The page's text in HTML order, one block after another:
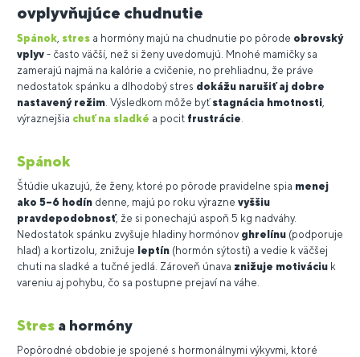
ovplyvňujúce chudnutie
Spánok stres a hormóny majú na chudnutie po pôrode obrovský
vplyv - často väčší, než si ženy uvedomujú. Mnohé mamičky sa
zamerajú najmä na kalórie a cvičenie, no prehliadnu, že práve
nedostatok spánku a dlhodobý stres dokážu narušiť aj dobre
nastavený režim . Výsledkom môže byť stagnácia hmotnosti
výraznejšia chuť na sladké a pocit frustrácie
Spánok
Štúdie ukazujú, že ženy, ktoré po pôrode pravidelne spia menej
ako 5–6 hodín denne, majú po roku výrazne vyššiu
pravdepodobnosť, že si ponechajú aspoň 5 kg nadváhy.
Nedostatok spánku zvyšuje hladiny hormónov ghrelínu (podporuje
hlad) a kortizolu, znižuje leptín (hormón sýtosti) a vedie k väčšej
chuti na sladké a tučné jedlá. Zároveň únava znižuje motiváciu k
vareniu aj pohybu, čo sa postupne prejaví na váhe.
Stres a hormóny
Popôrodné obdobie je spojené s hormonálnymi výkyvmi, ktoré